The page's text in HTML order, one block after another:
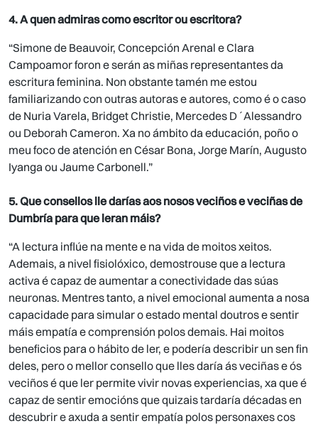
4. A quen admiras como escritor ou escritora?
“Simone de Beauvoir, Concepción Arenal e Clara
Campoamor foron e serán as miñas representantes da
escritura feminina. Non obstante tamén me estou
familiarizando con outras autoras e autores, como é o caso
de Nuria Varela, Bridget Christie, Mercedes D´Alessandro
ou Deborah Cameron. Xa no ámbito da educación, poño o
meu foco de atención en César Bona, Jorge Marín, Augusto
Iyanga ou Jaume Carbonell.”
5. Que consellos lle darías aos nosos veciños e veciñas de
Dumbría para que leran máis?
“A lectura inflúe na mente e na vida de moitos xeitos.
Ademais, a nivel fisiolóxico, demostrouse que a lectura
activa é capaz de aumentar a conectividade das súas
neuronas. Mentres tanto, a nivel emocional aumenta a nosa
capacidade para simular o estado mental doutros e sentir
máis empatía e comprensión polos demais. Hai moitos
beneficios para o hábito de ler, e podería describir un sen fin
deles, pero o mellor consello que lles daría ás veciñas e ós
veciños é que ler permite vivir novas experiencias, xa que é
capaz de sentir emocións que quizais tardaría décadas en
descubrir e axuda a sentir empatía polos personaxes cos